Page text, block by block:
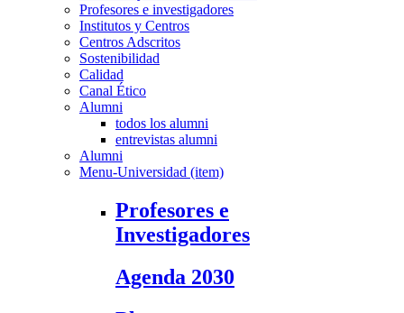
Profesores e investigadores
Institutos y Centros
Centros Adscritos
Sostenibilidad
Calidad
Canal Ético
Alumni
todos los alumni
entrevistas alumni
Alumni
Menu-Universidad (item)
Profesores e
Investigadores
Agenda 2030